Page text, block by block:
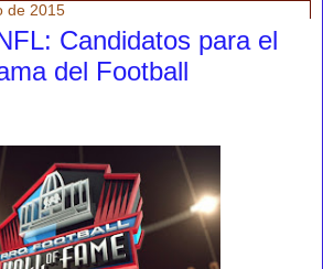
de 2015
Candidatos para el
del Football